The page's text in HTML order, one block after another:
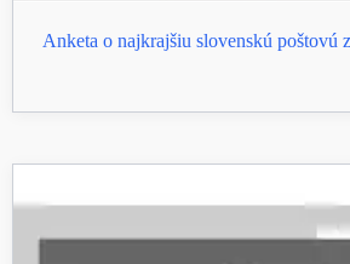
Anketa o najkrajšiu slovenskú poštovú